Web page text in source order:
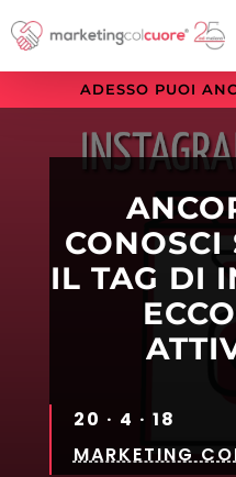
al
menu
di
navigazione
principale
al
contenuto
principale
alla
sezione
a
ADESSO PUOI
IL TAG DI
20 · 4 · 18
MARKETING